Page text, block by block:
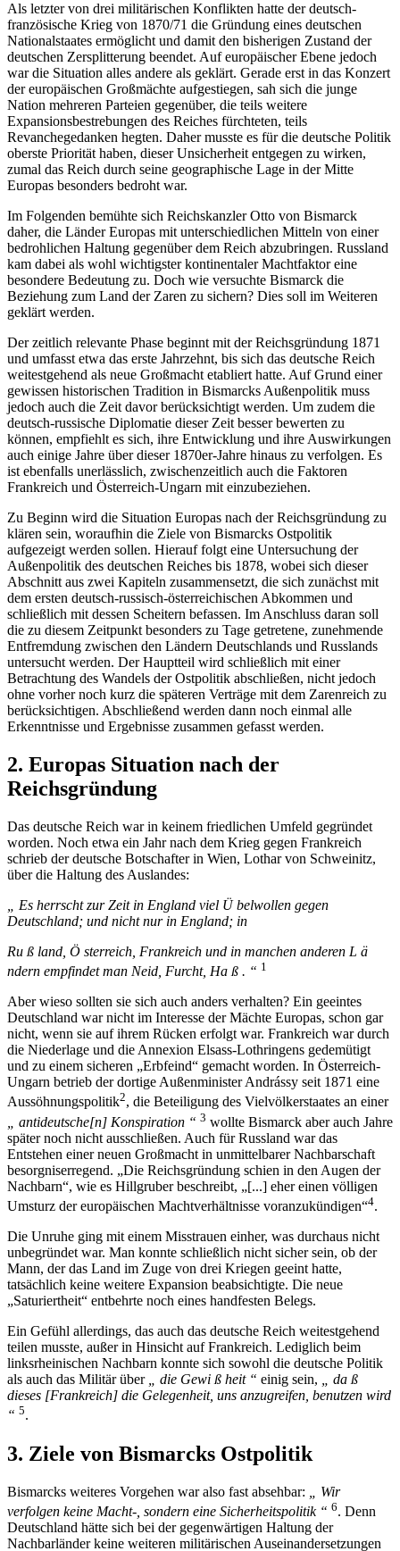
Als letzter von drei militärischen Konflikten hatte der deutsch-
französische Krieg von 1870/71 die Gründung eines deutschen
Nationalstaates ermöglicht und damit den bisherigen Zustand der
deutschen Zersplitterung beendet. Auf europäischer Ebene jedoch
war die Situation alles andere als geklärt. Gerade erst in das Konzert
der europäischen Großmächte aufgestiegen, sah sich die junge
Nation mehreren Parteien gegenüber, die teils weitere
Expansionsbestrebungen des Reiches fürchteten, teils
Revanchegedanken hegten. Daher musste es für die deutsche Politik
oberste Priorität haben, dieser Unsicherheit entgegen zu wirken,
zumal das Reich durch seine geographische Lage in der Mitte
Europas besonders bedroht war.
Im Folgenden bemühte sich Reichskanzler Otto von Bismarck
daher, die Länder Europas mit unterschiedlichen Mitteln von einer
bedrohlichen Haltung gegenüber dem Reich abzubringen. Russland
kam dabei als wohl wichtigster kontinentaler Machtfaktor eine
besondere Bedeutung zu. Doch wie versuchte Bismarck die
Beziehung zum Land der Zaren zu sichern? Dies soll im Weiteren
geklärt werden.
Der zeitlich relevante Phase beginnt mit der Reichsgründung 1871
und umfasst etwa das erste Jahrzehnt, bis sich das deutsche Reich
weitestgehend als neue Großmacht etabliert hatte. Auf Grund einer
gewissen historischen Tradition in Bismarcks Außenpolitik muss
jedoch auch die Zeit davor berücksichtigt werden. Um zudem die
deutsch-russische Diplomatie dieser Zeit besser bewerten zu
können, empfiehlt es sich, ihre Entwicklung und ihre Auswirkungen
auch einige Jahre über dieser 1870er-Jahre hinaus zu verfolgen. Es
ist ebenfalls unerlässlich, zwischenzeitlich auch die Faktoren
Frankreich und Österreich-Ungarn mit einzubeziehen.
Zu Beginn wird die Situation Europas nach der Reichsgründung zu
klären sein, woraufhin die Ziele von Bismarcks Ostpolitik
aufgezeigt werden sollen. Hierauf folgt eine Untersuchung der
Außenpolitik des deutschen Reiches bis 1878, wobei sich dieser
Abschnitt aus zwei Kapiteln zusammensetzt, die sich zunächst mit
dem ersten deutsch-russisch-österreichischen Abkommen und
schließlich mit dessen Scheitern befassen. Im Anschluss daran soll
die zu diesem Zeitpunkt besonders zu Tage getretene, zunehmende
Entfremdung zwischen den Ländern Deutschlands und Russlands
untersucht werden. Der Hauptteil wird schließlich mit einer
Betrachtung des Wandels der Ostpolitik abschließen, nicht jedoch
ohne vorher noch kurz die späteren Verträge mit dem Zarenreich zu
berücksichtigen. Abschließend werden dann noch einmal alle
Erkenntnisse und Ergebnisse zusammen gefasst werden.
2. Europas Situation nach der
Reichsgründung
Das deutsche Reich war in keinem friedlichen Umfeld gegründet
worden. Noch etwa ein Jahr nach dem Krieg gegen Frankreich
schrieb der deutsche Botschafter in Wien, Lothar von Schweinitz,
über die Haltung des Auslandes:
„ Es herrscht zur Zeit in England viel Ü belwollen gegen
Deutschland; und nicht nur in England; in
Ru ß land, Ö sterreich, Frankreich und in manchen anderen L ä
ndern empfindet man Neid, Furcht, Ha ß . “ 1
Aber wieso sollten sie sich auch anders verhalten? Ein geeintes
Deutschland war nicht im Interesse der Mächte Europas, schon gar
nicht, wenn sie auf ihrem Rücken erfolgt war. Frankreich war durch
die Niederlage und die Annexion Elsass-Lothringens gedemütigt
und zu einem sicheren „Erbfeind“ gemacht worden. In Österreich-
Ungarn betrieb der dortige Außenminister Andrássy seit 1871 eine
Aussöhnungspolitik2, die Beteiligung des Vielvölkerstaates an einer
„ antideutsche[n] Konspiration “ 3 wollte Bismarck aber auch Jahre
später noch nicht ausschließen. Auch für Russland war das
Entstehen einer neuen Großmacht in unmittelbarer Nachbarschaft
besorgniserregend. „Die Reichsgründung schien in den Augen der
Nachbarn“, wie es Hillgruber beschreibt, „[...] eher einen völligen
Umsturz der europäischen Machtverhältnisse voranzukündigen“4.
Die Unruhe ging mit einem Misstrauen einher, was durchaus nicht
unbegründet war. Man konnte schließlich nicht sicher sein, ob der
Mann, der das Land im Zuge von drei Kriegen geeint hatte,
tatsächlich keine weitere Expansion beabsichtigte. Die neue
„Saturiertheit“ entbehrte noch eines handfesten Belegs.
Ein Gefühl allerdings, das auch das deutsche Reich weitestgehend
teilen musste, außer in Hinsicht auf Frankreich. Lediglich beim
linksrheinischen Nachbarn konnte sich sowohl die deutsche Politik
als auch das Militär über „ die Gewi ß heit “ einig sein, „ da ß
dieses [Frankreich] die Gelegenheit, uns anzugreifen, benutzen wird
“ 5.
3. Ziele von Bismarcks Ostpolitik
Bismarcks weiteres Vorgehen war also fast absehbar:
„ Wir
verfolgen keine Macht-, sondern eine Sicherheitspolitik “ 6. Denn
Deutschland hätte sich bei der gegenwärtigen Haltung der
Nachbarländer keine weiteren militärischen Auseinandersetzungen